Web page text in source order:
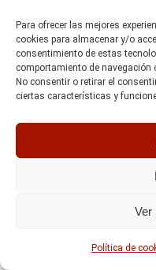
Para ofrecer las mejores
cookies para almacenar y/o
consentimiento de estas
comportamiento de
No consentir o retirar el
ciertas características y
Ver
Política de
ViRe tiene como
de las personas
alejamiento,
para garantizar un
Nuestra solución
Gateway,
Location